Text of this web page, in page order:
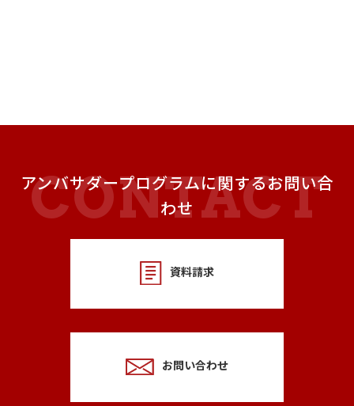
アンバサダープログラムに関するお問い合
わせ
資料請求
お問い合わせ